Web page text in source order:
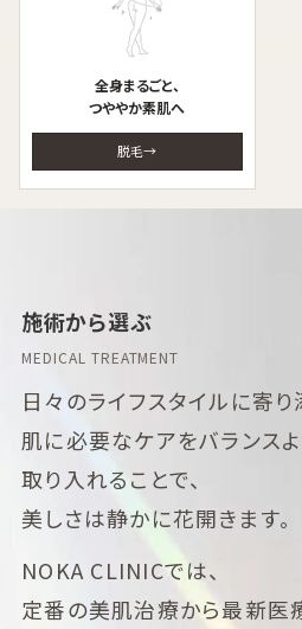
全身まるごと、
つややか素肌へ
脱毛
施術から選ぶ
MEDICAL TREATMENT
日々のライフスタイルに寄り
肌に必要なケアをバランスよ
取り入れることで、
美しさは静かに花開きます。
NOKA CLINICでは、
定番の美肌治療から最新医